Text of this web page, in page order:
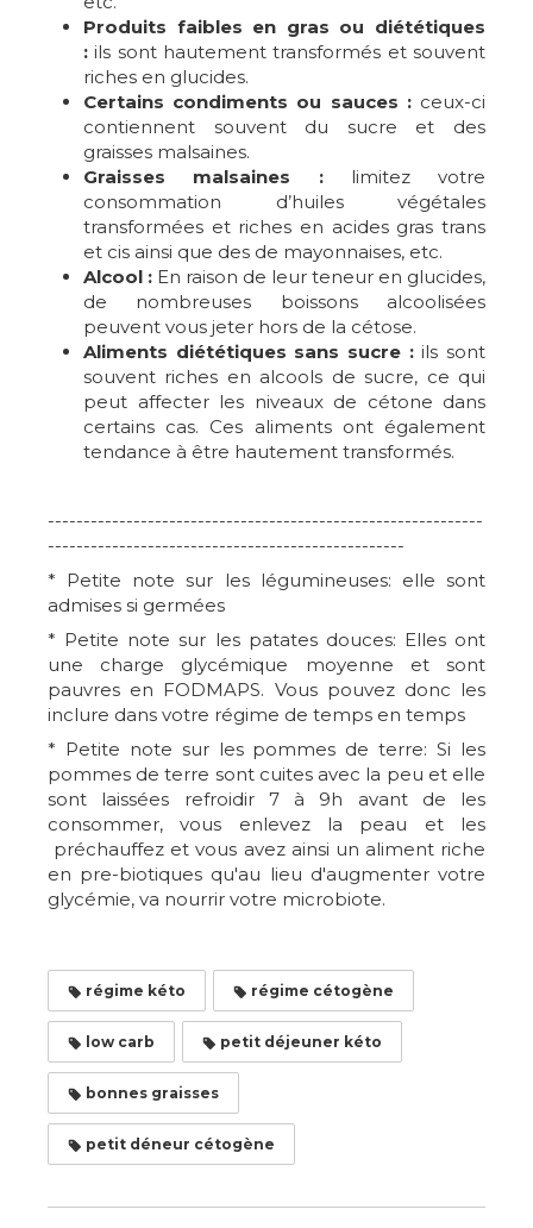
Produits faibles en gras ou diététiques
: ils sont hautement transformés et souvent
riches en glucides.
Certains condiments ou sauces :ceux-ci
contiennent souvent du sucre et des
graisses malsaines.
Graisses malsaines :limitez votre
consommation d’huiles végétales
transformées et riches en acides gras trans
et cis ainsi que des de mayonnaises, etc.
Alcool : En raison de leur teneur en glucides,
de nombreuses boissons alcoolisées
peuvent vous jeter hors de la cétose.
Aliments diététiques sans sucre :ils sont
souvent riches en alcools de sucre, ce qui
peut affecter les niveaux de cétone dans
certains cas. Ces aliments ont également
tendance à être hautement transformés.
-------------------------------------------------------------
--------------------------------------------------
* Petite note sur les légumineuses: elle sont
admises si germées
* Petite note sur les patates douces: Elles ont
une charge glycémique moyenne et sont
pauvres en FODMAPS. Vous pouvez donc les
inclure dans votre régime de temps en temps
* Petite note sur les pommes de terre: Si les
pommes de terre sont cuites avec la peu et elle
sont laissées refroidir 7 à 9h avant de les
consommer, vous enlevez la peau et les
préchauffez et vous avez ainsi un aliment riche
en pre-biotiques qu'au lieu d'augmenter votre
glycémie, va nourrir votre microbiote.
régime kéto régime cétogène
low carb petit déjeuner kéto
bonnes graisses
petit déneur cétogène